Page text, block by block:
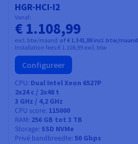
HGR-HCI-I2
Vanaf:
€ 1.108,99
excl. btw/maand of € 1.341,88 incl. btw/maand
Installation fees:€ 1.108,99 excl. btw
Configureer
CPU Dual Intel Xeon 6527P
2x24c / 2x48 t
3 GHz / 4,2 GHz
CPU score 115000
RAM 256 GB tot 3 TB
Storage SSD NVMe
Privé bandbreedte 50 Gbps